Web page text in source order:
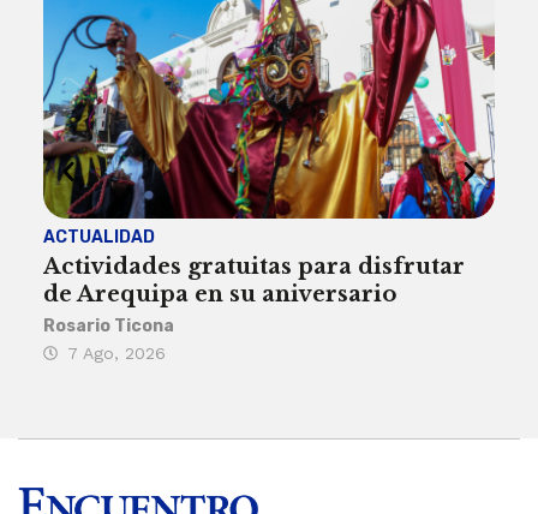
ACTUALIDAD
Actividades gratuitas para disfrutar
de Arequipa en su aniversario
Rosario Ticona
7 Ago, 2026